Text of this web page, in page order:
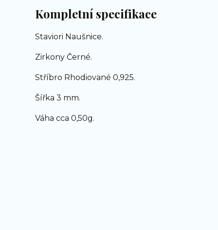
Kompletní specifikace
Staviori Naušnice.
Zirkony Černé.
Stříbro Rhodiované 0,925.
Šířka 3 mm.
Váha cca 0,50g.